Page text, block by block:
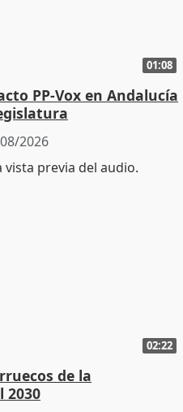
01:08
PP-Vox en Andalucía
2026
02:22
de la
2030